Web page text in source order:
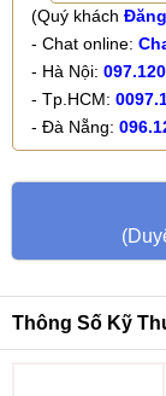
(Quý khách
- Chat online:
- Hà Nội:
- Tp.HCM:
- Đà Nẵng:
Thông Số Kỹ